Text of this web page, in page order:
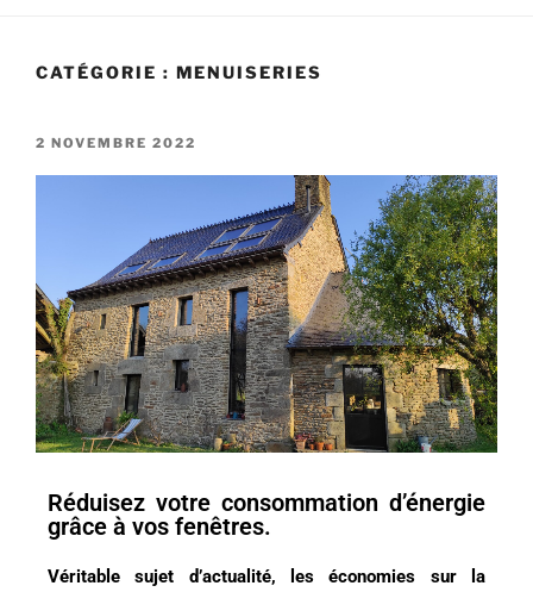
CATÉGORIE : MENUISERIES
2 NOVEMBRE 2022
Réduisez votre consommation d’énergie
grâce à vos fenêtres.
Véritable sujet d’actualité, les économies sur la